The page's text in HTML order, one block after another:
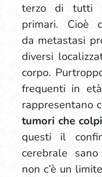
terzo di tutti
primari. Cioè
da metastasi
diversi
corpo.
frequenti in
rappresentano
tumori che
questi il
cerebrale
non c’è un